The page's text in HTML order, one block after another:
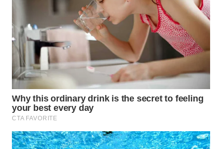
KEPULAUAN
SERIBU
WN
TANGERANG
WN
BINJAI
WN
CIREBON